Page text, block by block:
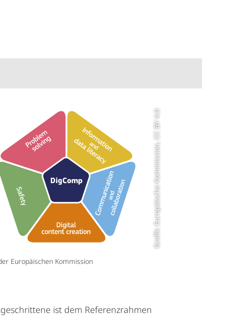
Grafik: Europäische Kommission, CC BY 4.0
Europäischen Kommission
ist dem Referenzrahmen